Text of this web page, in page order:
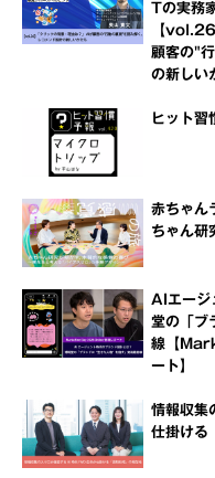
Tの実務
【
顧客の"
の新しい
ヒット
赤ちゃ
ちゃん研
AIエージ
堂の「ブ
線【
ート】
情報収集
仕掛ける